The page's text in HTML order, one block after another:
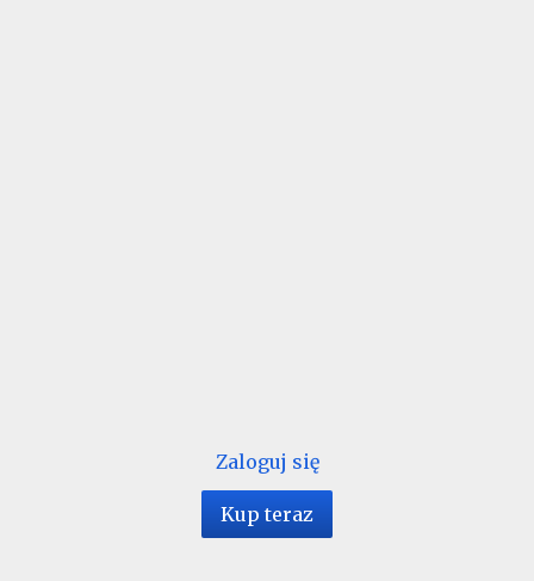
Zaloguj się
Kup teraz